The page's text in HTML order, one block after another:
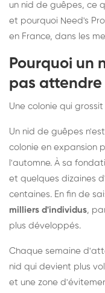
un nid de guêpes, ce
et pourquoi Need's
en France, dans les
Pourquoi un
pas attendre
Une colonie qui
Un nid de guêpes
colonie en expansion
l'automne. À sa
et quelques dizaines
centaines. En fin de
milliers d'individus,
plus développés.
Chaque semaine
nid qui devient plus
et une zone